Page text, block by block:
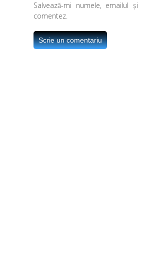
Salvează-mi numele, emailul
comentez.